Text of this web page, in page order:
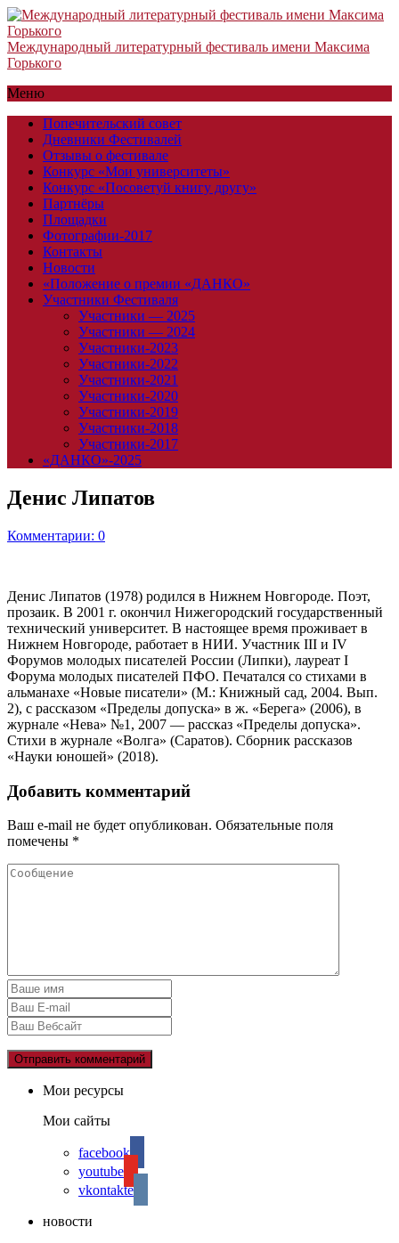
Международный литературный фестиваль имени Максима
Горького
Меню
Попечительский совет
Дневники Фестивалей
Отзывы о фестивале
Конкурс «Мои университеты»
Конкурс «Посоветуй книгу другу»
Партнёры
Площадки
Фотографии-2017
Контакты
Новости
«Положение о премии «ДАНКО»
Участники Фестиваля
Участники — 2025
Участники — 2024
Участники-2023
Участники-2022
Участники-2021
Участники-2020
Участники-2019
Участники-2018
Участники-2017
«ДАНКО»-2025
Денис Липатов
Комментарии: 0
Денис Липатов (1978) родился в Нижнем Новгороде. Поэт,
прозаик. В 2001 г. окончил Нижегородский государственный
технический университет. В настоящее время проживает в
Нижнем Новгороде, работает в НИИ. Участник III и IV
Форумов молодых писателей России (Липки), лауреат I
Форума молодых писателей ПФО. Печатался со стихами в
альманахе «Новые писатели» (М.: Книжный сад, 2004. Вып.
2), с рассказом «Пределы допуска» в ж. «Берега» (2006), в
журнале «Нева» №1, 2007 — рассказ «Пределы допуска».
Стихи в журнале «Волга» (Саратов). Сборник рассказов
«Науки юношей» (2018).
Добавить комментарий
Ваш e-mail не будет опубликован. Обязательные поля
помечены *
Мои ресурсы
Мои сайты
facebook
youtube
vkontakte
новости